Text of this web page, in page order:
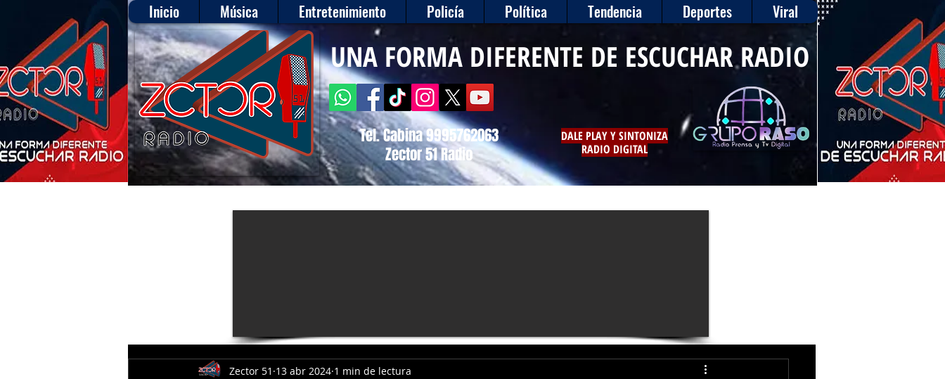
Inicio Música Entretenimiento Policía Política Tendencia Deportes Viral
Tel. Cabina 9995762063
Zector 51 Radio
DALE PLAY Y SINTONIZA
RADIO DIGITAL
UNA FORMA DIFERENTE DE ESCUCHAR RADIO
Zector 51 13 abr 2024 1 min de lectura